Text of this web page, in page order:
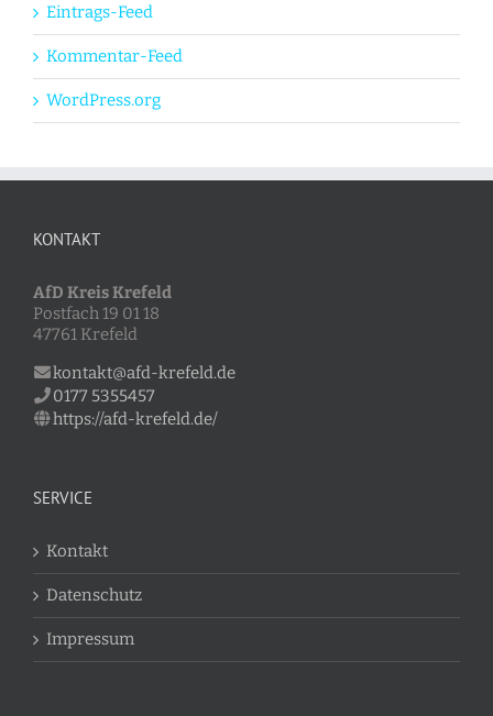
Eintrags-Feed
Kommentar-Feed
WordPress.org
KONTAKT
AfD Kreis Krefeld
Postfach 19 01 18
47761 Krefeld
kontakt@afd-krefeld.de
0177 5355457
https://afd-krefeld.de/
SERVICE
Kontakt
Datenschutz
Impressum